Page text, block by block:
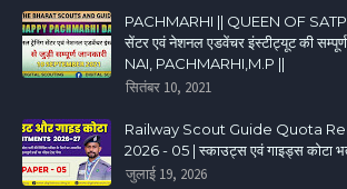
PACHMARHI || QUEEN OF
सेंटर एवं नेशनल एडवेंचर इंस्टीट्यूट की
NAI, PACHMARHI,M.P ||
सितंबर 10, 2021
Railway Scout Guide Quota
2026 - 05 | स्काउट्स एवं गाइड्स कोटा
जुलाई 19, 2026